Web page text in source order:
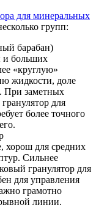
для минеральных
групп:
барабан)
и больших
«круглую»
жидкости, доле
При заметных
для
более точного
хорош для средних
Сильнее
гранулятор для
для управления
грамотно
линии.